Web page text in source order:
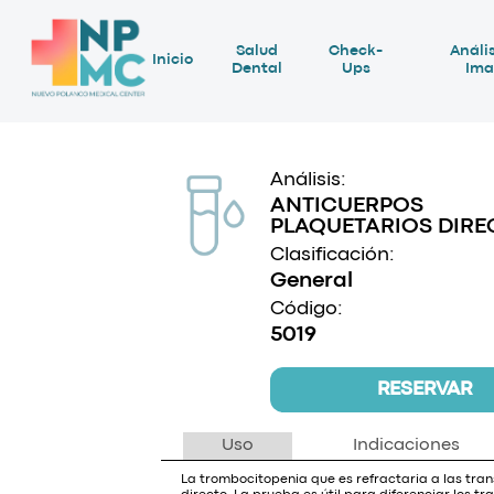
Inicio
Salud
Dental
Check-
Ups
Análisis:
ANTICUERPOS
PLAQUETARIOS
Clasificación:
General
Código:
5019
RESERVAR
Uso Indicaciones
La trombocitopenia que es refractaria a las